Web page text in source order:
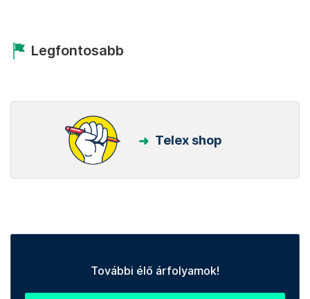
Legfontosabb
Telex shop
További élő árfolyamok!